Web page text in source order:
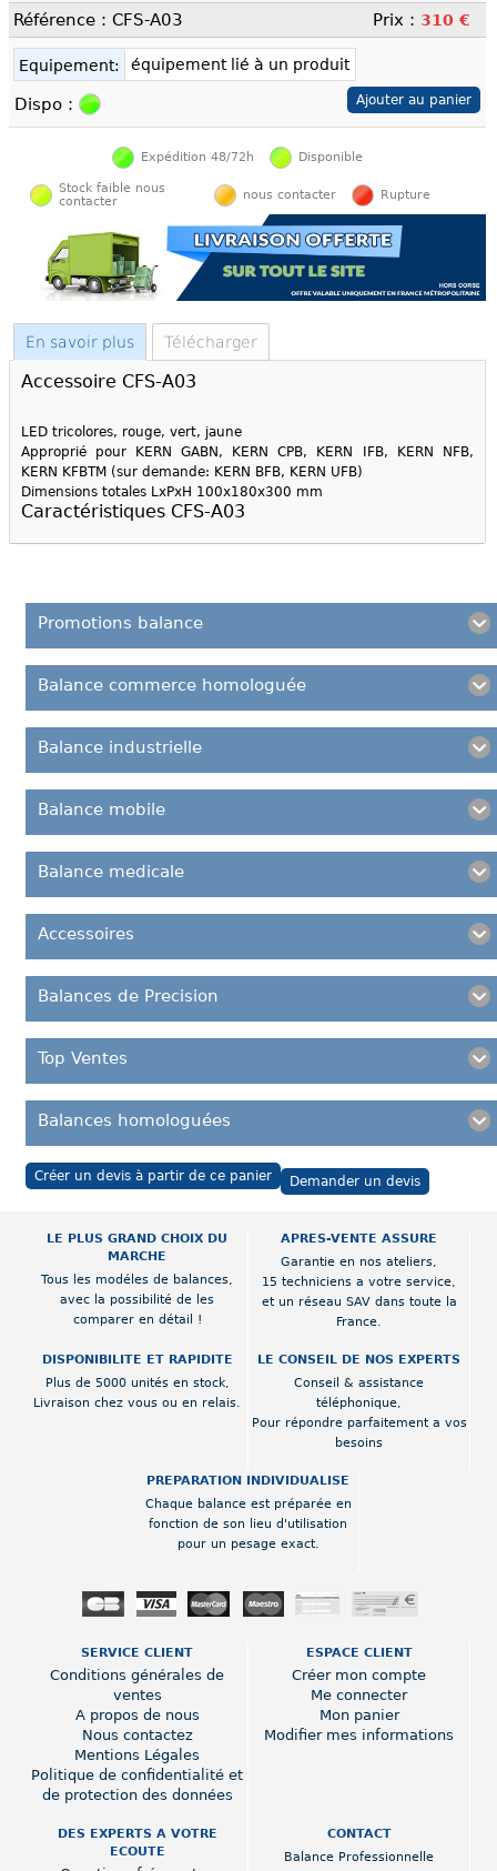
Référence : CFS-A03 Prix : 310 €
Equipement: équipement lié à un produit
Dispo :
Expédition 48/72h Disponible
Stock faible nous
contacter
nous contacter Rupture
En savoir plus Télécharger
Accessoire CFS-A03
LED tricolores, rouge, vert, jaune
Approprié pour KERN GABN, KERN CPB, KERN IFB, KERN NFB,
KERN KFBTM (sur demande: KERN BFB, KERN UFB)
Dimensions totales LxPxH 100x180x300 mm
Caractéristiques CFS-A03
Promotions balance
Balance commerce homologuée
Balance industrielle
Balance mobile
Balance medicale
Accessoires
Balances de Precision
Top Ventes
Balances homologuées
Créer un devis à partir de ce panier Demander un devis
LE PLUS GRAND CHOIX DU
MARCHE
Tous les modéles de balances,
avec la possibilité de les
comparer en détail !
APRES-VENTE ASSURE
Garantie en nos ateliers,
15 techniciens a votre service,
et un réseau SAV dans toute la
France.
DISPONIBILITE ET RAPIDITE
Plus de 5000 unités en stock,
Livraison chez vous ou en relais.
LE CONSEIL DE NOS EXPERTS
Conseil & assistance
téléphonique,
Pour répondre parfaitement a vos
besoins
PREPARATION INDIVIDUALISE
Chaque balance est préparée en
fonction de son lieu d'utilisation
pour un pesage exact.
SERVICE CLIENT
Conditions générales de
ventes
A propos de nous
Nous contactez
Mentions Légales
Politique de confidentialité et
de protection des données
ESPACE CLIENT
Créer mon compte
Me connecter
Mon panier
Modifier mes informations
DES EXPERTS A VOTRE
ECOUTE
CONTACT
Balance Professionnelle